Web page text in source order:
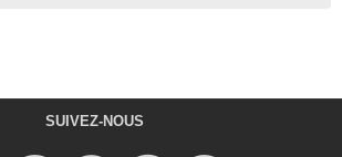
SUIVEZ-NOUS